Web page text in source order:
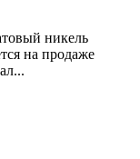
никель
на продаже